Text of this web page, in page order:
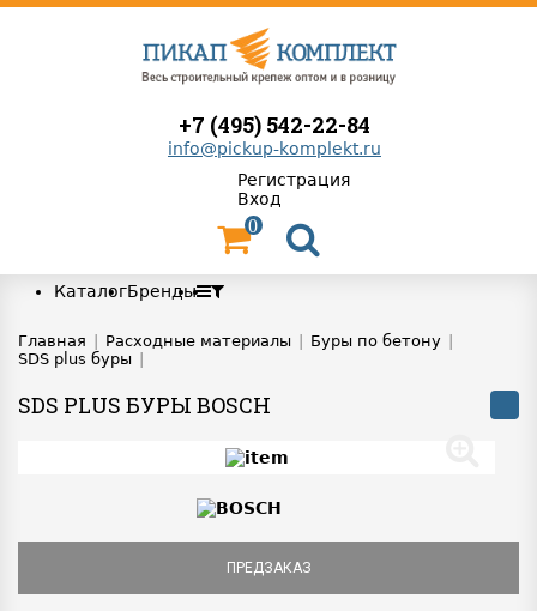
+7 (495) 542-22-84
info@pickup-komplekt.ru
Регистрация
Вход
0
КаталогБренды
Главная Расходные материалы Буры по бетону
SDS plus буры
SDS PLUS БУРЫ BOSCH
ПРЕДЗАКАЗ